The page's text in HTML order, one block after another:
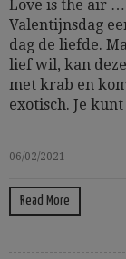
Love is the air
Valentijnsdag
dag de liefde.
lief wil, kan
met krab en
exotisch. Je
06/02/2021
Read More